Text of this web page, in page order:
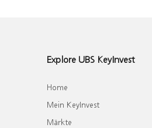
Explore UBS KeyInvest
Home
Mein KeyInvest
Märkte